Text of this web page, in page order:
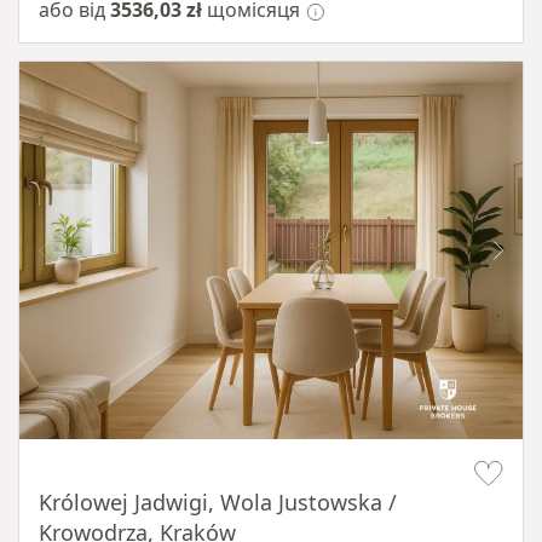
або від3536,03 zł щомісяця
Królowej Jadwigi, Wola Justowska /
Krowodrza, Kraków